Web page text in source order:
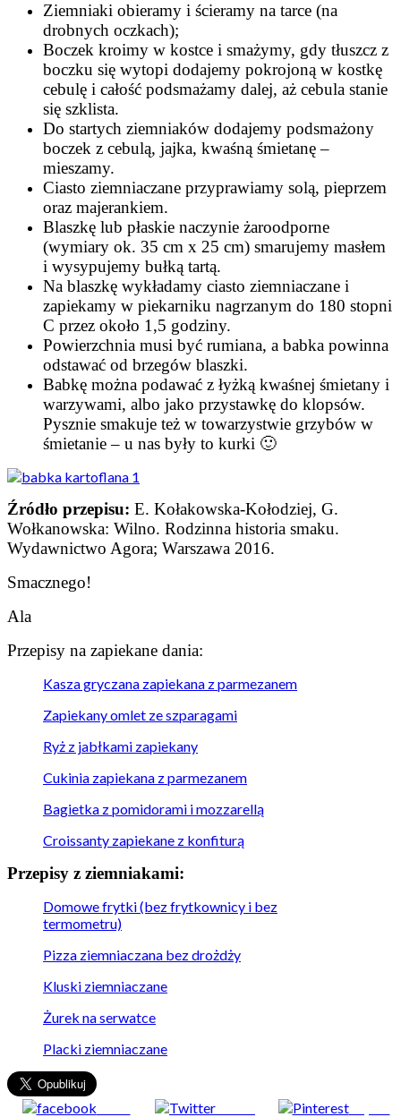
Ziemniaki obieramy i ścieramy na tarce (na
drobnych oczkach);
Boczek kroimy w kostce i smażymy, gdy tłuszcz z
boczku się wytopi dodajemy pokrojoną w kostkę
cebulę i całość podsmażamy dalej, aż cebula stanie
się szklista.
Do startych ziemniaków dodajemy podsmażony
boczek z cebulą, jajka, kwaśną śmietanę –
mieszamy.
Ciasto ziemniaczane przyprawiamy solą, pieprzem
oraz majerankiem.
Blaszkę lub płaskie naczynie żaroodporne
(wymiary ok. 35 cm x 25 cm) smarujemy masłem
i wysypujemy bułką tartą.
Na blaszkę wykładamy ciasto ziemniaczane i
zapiekamy w piekarniku nagrzanym do 180 stopni
C przez około 1,5 godziny.
Powierzchnia musi być rumiana, a babka powinna
odstawać od brzegów blaszki.
Babkę można podawać z łyżką kwaśnej śmietany i
warzywami, albo jako przystawkę do klopsów.
Pysznie smakuje też w towarzystwie grzybów w
śmietanie – u nas były to kurki 🙂
Źródło przepisu: E. Kołakowska-Kołodziej, G.
Wołkanowska: Wilno. Rodzinna historia smaku.
Wydawnictwo Agora; Warszawa 2016.
Smacznego!
Ala
Przepisy na zapiekane dania:
Kasza gryczana zapiekana z parmezanem
Zapiekany omlet ze szparagami
Ryż z jabłkami zapiekany
Cukinia zapiekana z parmezanem
Bagietka z pomidorami i mozzarellą
Croissanty zapiekane z konfiturą
Przepisy z ziemniakami:
Domowe frytki (bez frytkownicy i bez
termometru)
Pizza ziemniaczana bez drożdży
Kluski ziemniaczane
Żurek na serwatce
Placki ziemniaczane
Zapisz